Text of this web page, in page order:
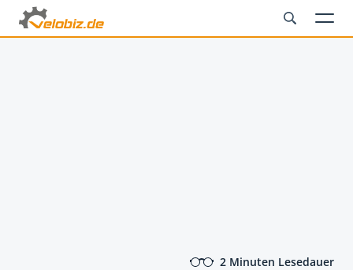
2 Minuten Lesedauer